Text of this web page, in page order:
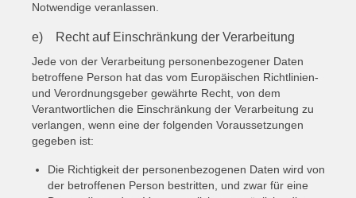
Notwendige veranlassen.
e) Recht auf Einschränkung der Verarbeitung
Jede von der Verarbeitung personenbezogener Daten
betroffene Person hat das vom Europäischen Richtlinien-
und Verordnungsgeber gewährte Recht, von dem
Verantwortlichen die Einschränkung der Verarbeitung zu
verlangen, wenn eine der folgenden Voraussetzungen
gegeben ist:
Die Richtigkeit der personenbezogenen Daten wird von
der betroffenen Person bestritten, und zwar für eine